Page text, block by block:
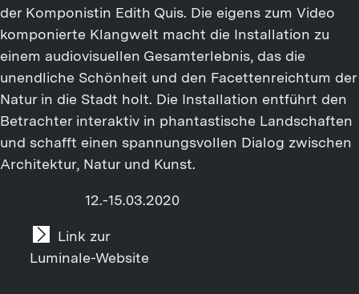
der Komponistin Edith Quis. Die eigens zum Video
komponierte Klangwelt macht die Installation zu
einem audiovisuellen Gesamterlebnis, das die
unendliche Schönheit und den Facettenreichtum der
Natur in die Stadt holt. Die Installation entführt den
Betrachter interaktiv in phantastische Landschaften
und schafft einen spannungsvollen Dialog zwischen
Architektur, Natur und Kunst.
12.-15.03.2020
Link zur
Luminale-Website